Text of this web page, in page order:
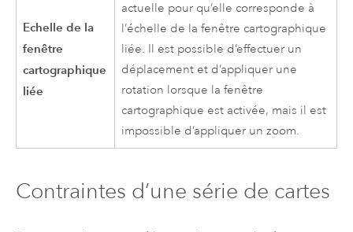
Echelle de la
fenêtre
cartographique
liée
actuelle pour qu’elle corresponde à
l’échelle de la fenêtre cartographique
liée. Il est possible d’effectuer un
déplacement et d’appliquer une
rotation lorsque la fenêtre
cartographique est activée, mais il est
impossible d’appliquer un zoom.
Contraintes d’une série de cartes